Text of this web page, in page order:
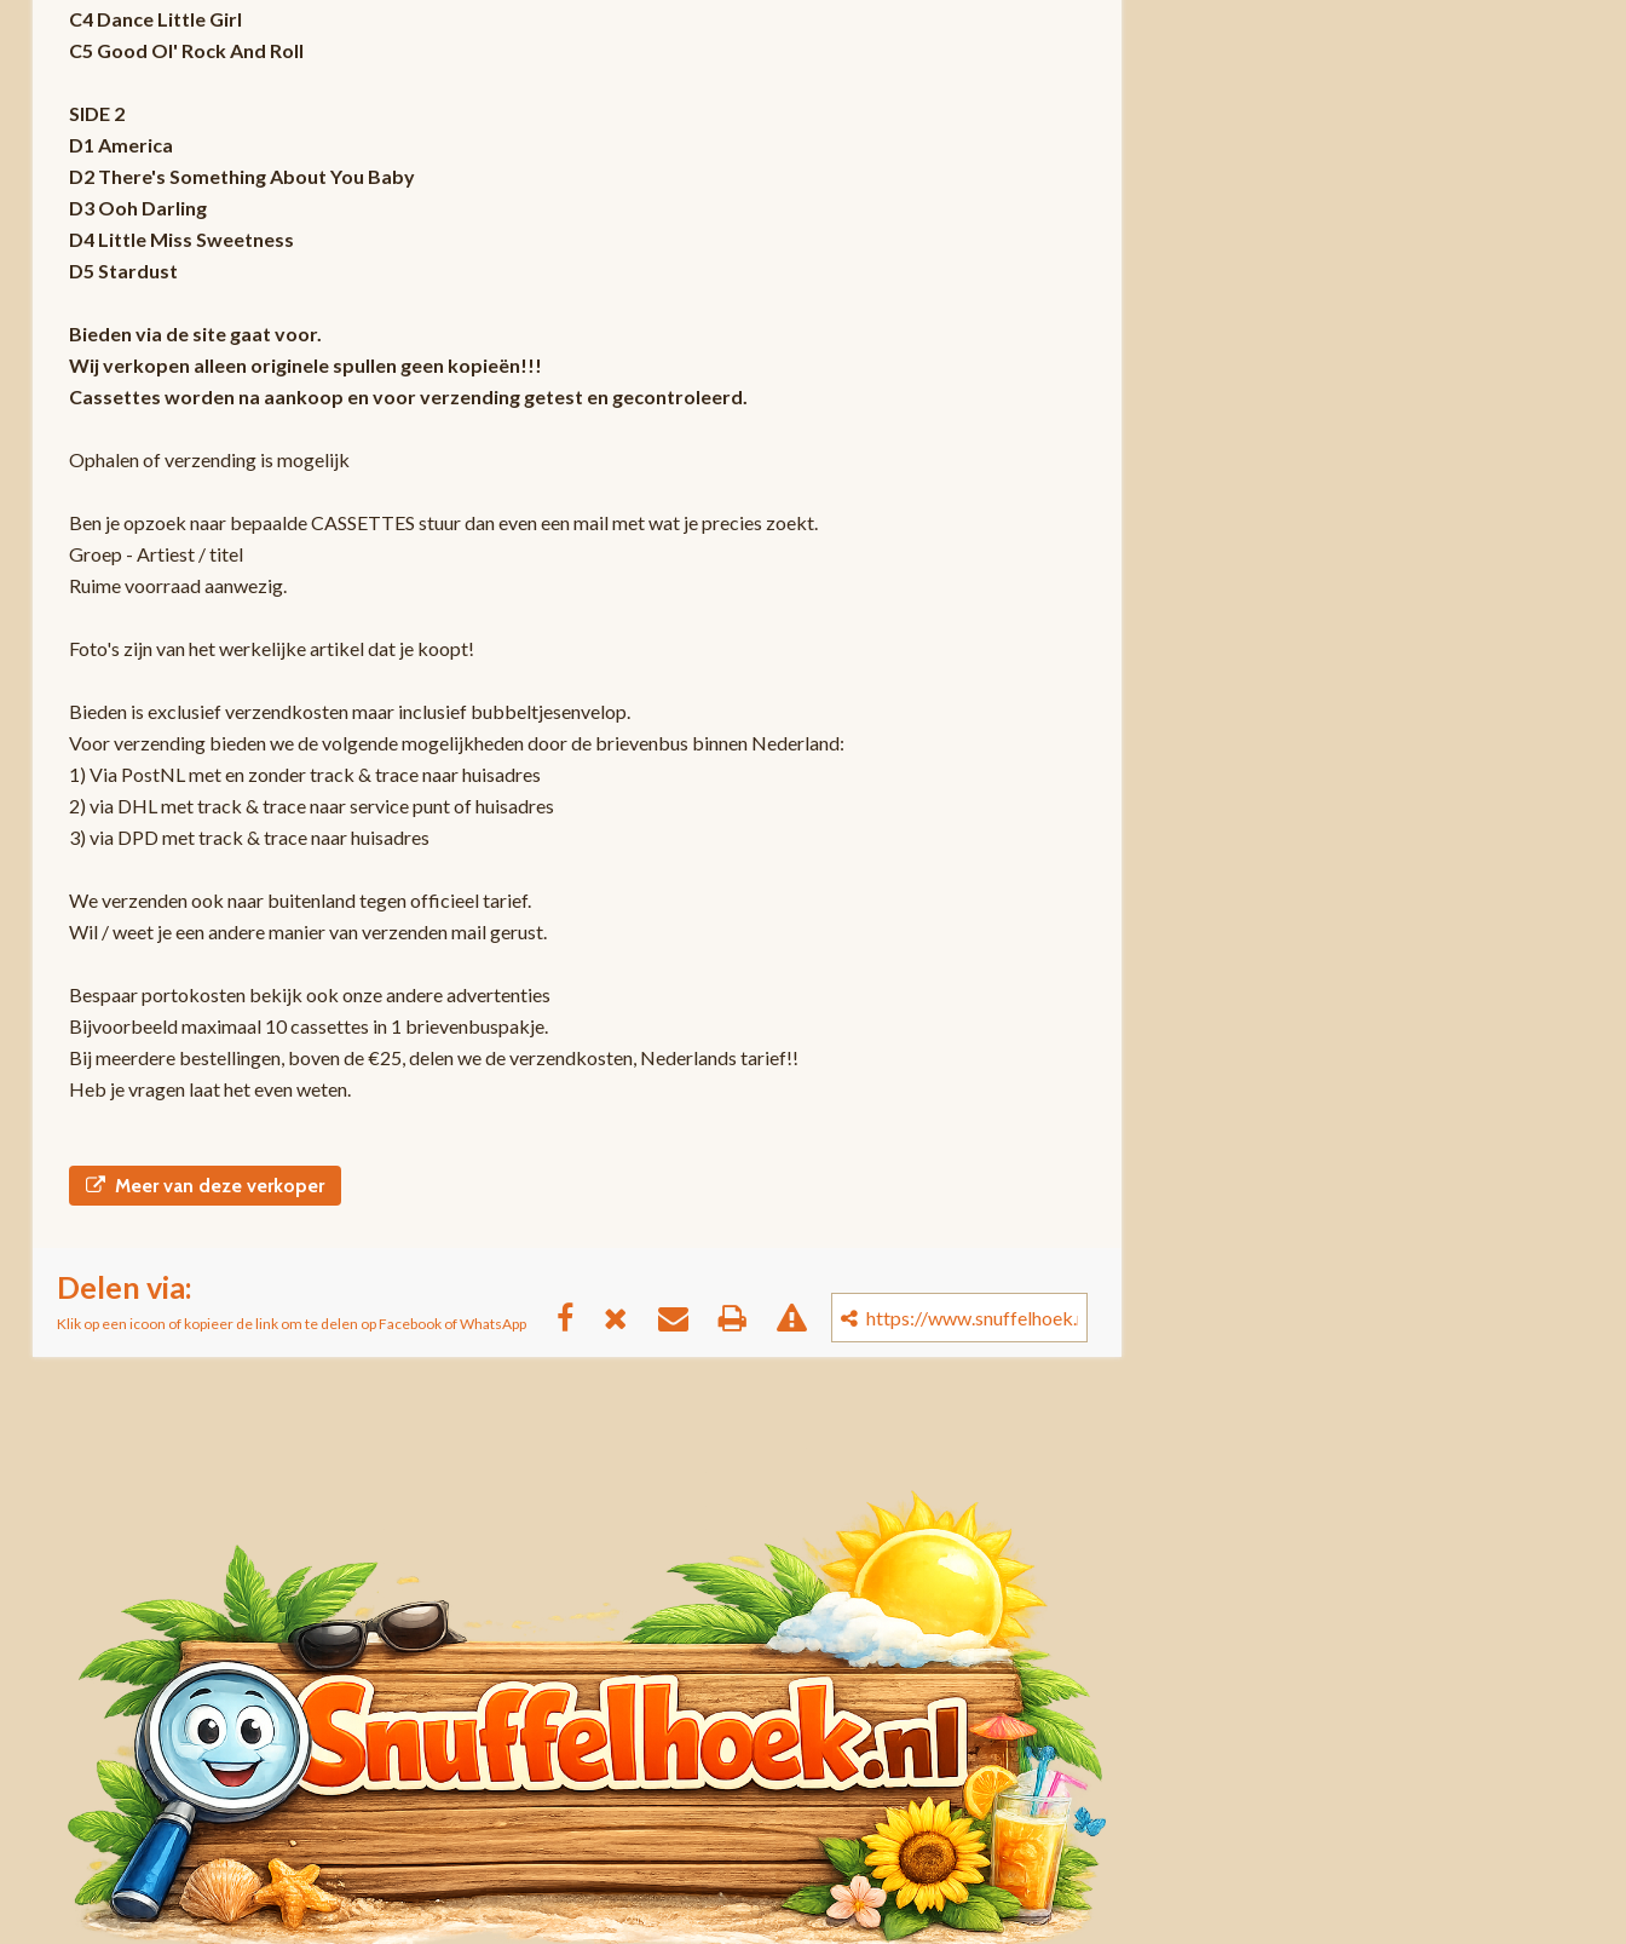
C4 Dance Little Girl
C5 Good Ol' Rock And Roll
SIDE 2
D1 America
D2 There's Something About You Baby
D3 Ooh Darling
D4 Little Miss Sweetness
D5 Stardust
Bieden via de site gaat voor.
Wij verkopen alleen originele spullen geen kopieën!!!
Cassettes worden na aankoop en voor verzending getest en gecontroleerd.
Ophalen of verzending is mogelijk
Ben je opzoek naar bepaalde CASSETTES stuur dan even een mail met wat je precies zoekt.
Groep - Artiest / titel
Ruime voorraad aanwezig.
Foto's zijn van het werkelijke artikel dat je koopt!
Bieden is exclusief verzendkosten maar inclusief bubbeltjesenvelop.
Voor verzending bieden we de volgende mogelijkheden door de brievenbus binnen Nederland:
1) Via PostNL met en zonder track & trace naar huisadres
2) via DHL met track & trace naar service punt of huisadres
3) via DPD met track & trace naar huisadres
We verzenden ook naar buitenland tegen officieel tarief.
Wil / weet je een andere manier van verzenden mail gerust.
Bespaar portokosten bekijk ook onze andere advertenties
Bijvoorbeeld maximaal 10 cassettes in 1 brievenbuspakje.
Bij meerdere bestellingen, boven de €25, delen we de verzendkosten, Nederlands tarief!!
Heb je vragen laat het even weten.
Meer van deze verkoper
Delen via:
Klik op een icoon of kopieer de link om te delen op Facebook of WhatsApp